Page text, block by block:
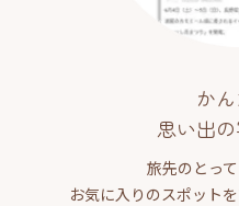
か
思い出
旅先のとって
お気に入りのスポット